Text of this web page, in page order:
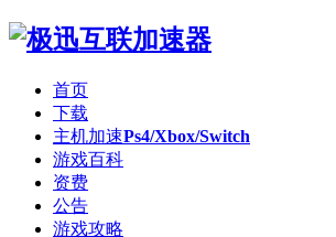
首页
下载
主机加速Ps4/Xbox/Switch
游戏百科
资费
公告
游戏攻略